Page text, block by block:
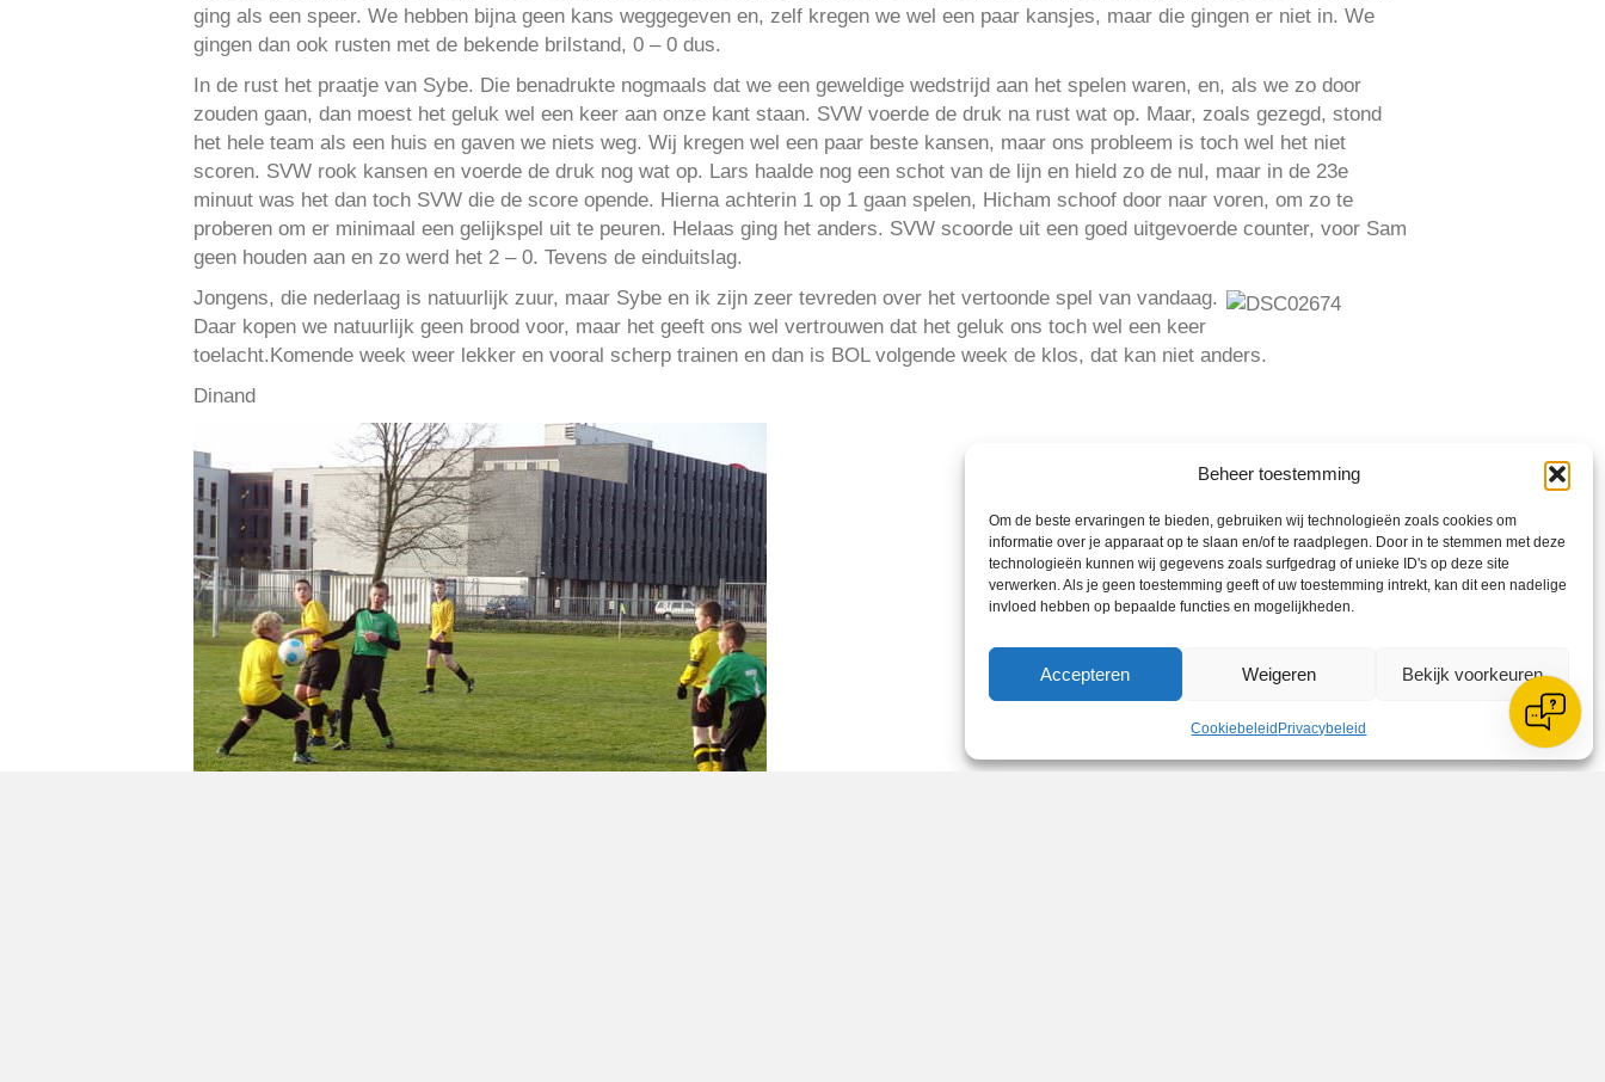
Beheer toestemming
Om de beste ervaringen te bieden, gebruiken wij technologieën zoals cookies om
informatie over je apparaat op te slaan en/of te raadplegen. Door in te stemmen met deze
technologieën kunnen wij gegevens zoals surfgedrag of unieke ID's op deze site
verwerken. Als je geen toestemming geeft of uw toestemming intrekt, kan dit een nadelige
invloed hebben op bepaalde functies en mogelijkheden.
Accepteren Weigeren Bekijk voorkeuren
Cookiebeleid Privacybeleid
ging als een speer. We hebben bijna geen kans weggegeven en, zelf kregen we wel een paar kansjes, maar die gingen er niet in. We
gingen dan ook rusten met de bekende brilstand, 0 – 0 dus.
In de rust het praatje van Sybe. Die benadrukte nogmaals dat we een geweldige wedstrijd aan het spelen waren, en, als we zo door
zouden gaan, dan moest het geluk wel een keer aan onze kant staan. SVW voerde de druk na rust wat op. Maar, zoals gezegd, stond
het hele team als een huis en gaven we niets weg. Wij kregen wel een paar beste kansen, maar ons probleem is toch wel het niet
scoren. SVW rook kansen en voerde de druk nog wat op. Lars haalde nog een schot van de lijn en hield zo de nul, maar in de 23e
minuut was het dan toch SVW die de score opende. Hierna achterin 1 op 1 gaan spelen, Hicham schoof door naar voren, om zo te
proberen om er minimaal een gelijkspel uit te peuren. Helaas ging het anders. SVW scoorde uit een goed uitgevoerde counter, voor Sam
geen houden aan en zo werd het 2 – 0. Tevens de einduitslag.
Jongens, die nederlaag is natuurlijk zuur, maar Sybe en ik zijn zeer tevreden over het vertoonde spel van vandaag.
Daar kopen we natuurlijk geen brood voor, maar het geeft ons wel vertrouwen dat het geluk ons toch wel een keer
toelacht.Komende week weer lekker en vooral scherp trainen en dan is BOL volgende week de klos, dat kan niet anders.
Dinand